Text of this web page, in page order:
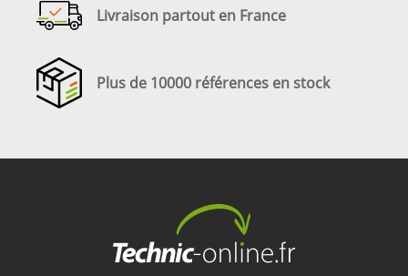
Livraison partout en France
Plus de 10000 références en stock